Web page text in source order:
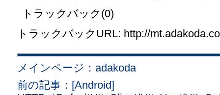
トラックバック(0)
トラックバックURL: http://
メインページ：adakoda
前の記事：[Android]